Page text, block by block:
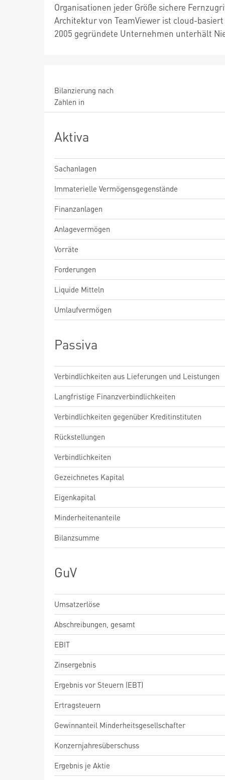
Organisationen jeder Größe sichere
Architektur von TeamViewer ist cloud-
2005 gegründete Unternehmen unterhält
Bilanzierung nach
Zahlen in
Aktiva
Sachanlagen
Immaterielle Vermögensgegenstände
Finanzanlagen
Anlagevermögen
Vorräte
Forderungen
Liquide Mitteln
Umlaufvermögen
Passiva
Verbindlichkeiten aus Lieferungen und Leistungen
Langfristige Finanzverbindlichkeiten
Verbindlichkeiten gegenüber Kreditinstituten
Rückstellungen
Verbindlichkeiten
Gezeichnetes Kapital
Eigenkapital
Minderheitenanteile
Bilanzsumme
GuV
Umsatzerlöse
Abschreibungen, gesamt
EBIT
Zinsergebnis
Ergebnis vor Steuern (EBT)
Ertragsteuern
Gewinnanteil Minderheitsgesellschafter
Konzernjahresüberschuss
Ergebnis je Aktie